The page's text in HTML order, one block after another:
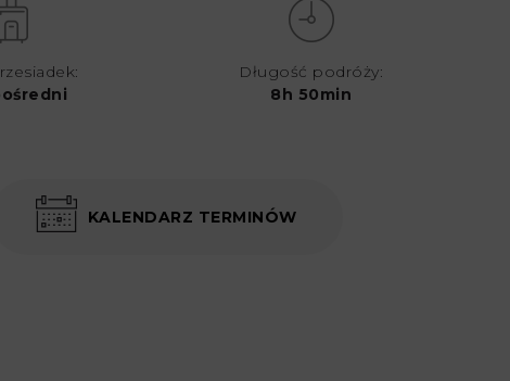
Długość podróży:
8h 50min
KALENDARZ TERMINÓW